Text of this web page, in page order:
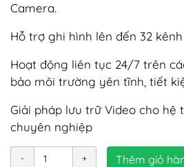
Camera.
Hỗ trợ ghi hình lên đến 32
Hoạt động liên tục 24/7 trên
bảo môi trường yên tĩnh, tiết
Giải pháp lưu trữ Video cho hệ
chuyên nghiệp
Thêm giỏ